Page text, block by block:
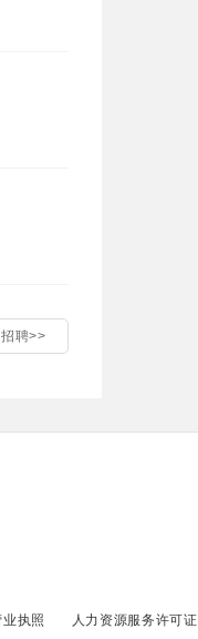
聘>>
执照 人力资源服务许可证